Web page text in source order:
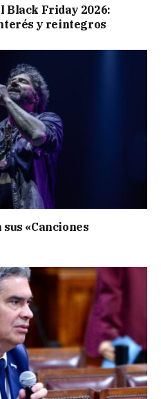
Black Friday 2026:
y reintegros
«Canciones